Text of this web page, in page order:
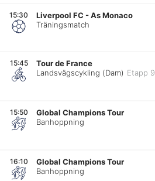
15:30 Liverpool FC -As Monaco
Träningsmatch
15:45
Tour de France
Landsvägscykling (Dam) Etapp 9
15:50
Global Champions Tour
Banhoppning
16:10
Global Champions Tour
Banhoppning